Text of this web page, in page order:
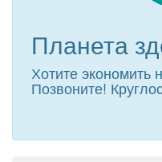
Планета
Хотите экономить
Позвоните!